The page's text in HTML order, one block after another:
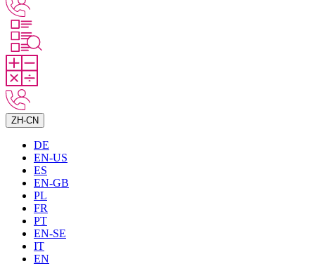
ZH-CN
DE
EN-US
ES
EN-GB
PL
FR
PT
EN-SE
IT
EN